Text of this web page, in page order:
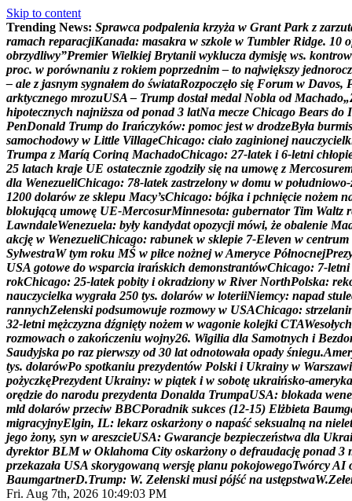
Skip to content
Trending News: Sprawca podpalenia krzyża w Grant Park z zarzut
ramach reparacjiKanada: masakra w szkole w Tumbler Ridge. 10 o
obrzydliwy”Premier Wielkiej Brytanii wyklucza dymisję ws. kontrow
proc. w porównaniu z rokiem poprzednim – to największy jednorocz
– ale z jasnym sygnałem do świataRozpoczęło się Forum w Davos,
arktycznego mrozuUSA – Trump dostał medal Nobla od Machado„
hipotecznych najniższa od ponad 3 latNa mecze Chicago Bears do I
PenDonald Trump do Irańczyków: pomoc jest w drodzeByła burmis
samochodowy w Little VillageChicago: ciało zaginionej nauczycielk
Trumpa z Maríą Coriną MachadoChicago: 27-latek i 6-letni chłopi
25 latach kraje UE ostatecznie zgodziły się na umowę z Mercosure
dla WenezueliChicago: 78-latek zastrzelony w domu w południowo-
1200 dolarów ze sklepu Macy’sChicago: bójka i pchnięcie nożem n
blokującą umowę UE-MercosurMinnesota: gubernator Tim Waltz r
LawndaleWenezuela: były kandydat opozycji mówi, że obalenie Ma
akcję w WenezueliChicago: rabunek w sklepie 7-Eleven w centrum
SylwestraW tym roku MŚ w piłce nożnej wAmeryce PółnocnejPrez
USA gotowe do wsparcia irańskich demonstrantówChicago: 7-letni
rokChicago: 25-latek pobity i okradziony w River NorthPolska: rek
nauczycielka wygrała 250 tys. dolarów w loteriiNiemcy: napad stule
rannychZełenski podsumowuje rozmowy w USAChicago: strzelani
32-letni mężczyzna dźgnięty nożem w wagonie kolejki CTAWesołych
rozmowach o zakończeniu wojny26. Wigilia dla Samotnych i Bezdo
Saudyjska po raz pierwszy od 30 lat odnotowała opady śniegu.Amer
tys. dolarówPo spotkaniu prezydentów Polski i Ukrainy w Warszawi
pożyczkęPrezydent Ukrainy: w piątek i w sobotę ukraińsko-ameryka
orędzie do narodu prezydenta Donalda TrumpaUSA: blokada wene
mld dolarów przeciw BBCPoradnik sukces (12-15) Elżbieta Baumg
migracyjnyElgin, IL: lekarz oskarżony o napaść seksualną na nielet
jego żony, syn w areszcieUSA: Gwarancje bezpieczeństwa dla Ukrai
dyrektor BLM w Oklahoma City oskarżony o defraudację ponad 3
przekazała USA skorygowaną wersję planu pokojowegoTwórcyAI
BaumgartnerD.Trump: W. Zełenski musi pójść na ustępstwaW.Zełe
Fri. Aug 7th, 2026 10:49:04 PM